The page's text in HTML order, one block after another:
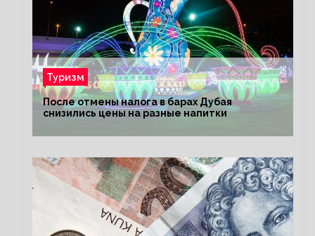
Туризм
После отмены налога в барах Дубая
снизились цены на разные напитки